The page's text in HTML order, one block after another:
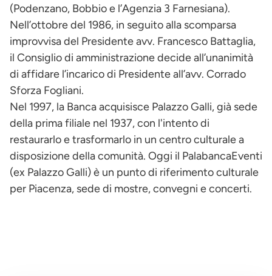
(Podenzano, Bobbio e l’Agenzia 3 Farnesiana).
Nell’ottobre del 1986, in seguito alla scomparsa
improvvisa del Presidente avv. Francesco Battaglia,
il Consiglio di amministrazione decide all’unanimità
di affidare l’incarico di Presidente all’avv. Corrado
Sforza Fogliani.
Nel 1997, la Banca acquisisce Palazzo Galli, già sede
della prima filiale nel 1937, con l'intento di
restaurarlo e trasformarlo in un centro culturale a
disposizione della comunità. Oggi il PalabancaEventi
(ex Palazzo Galli) è un punto di riferimento culturale
per Piacenza, sede di mostre, convegni e concerti.